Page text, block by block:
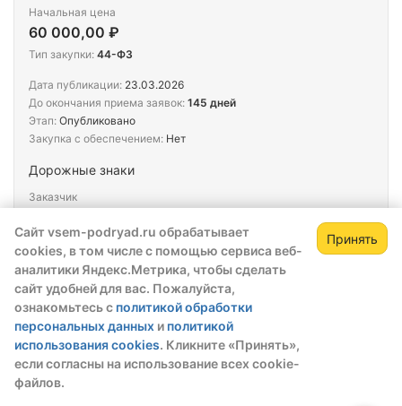
Сайт vsem-podryad.ru обрабатывает
cookies, в том числе с помощью сервиса веб-
аналитики Яндекс.Метрика, чтобы сделать
сайт удобней для вас. Пожалуйста,
ознакомьтесь с политикой обработки
персональных данных и политикой
использования cookies. Кликните «Принять»,
если согласны на использование всех cookie-
файлов.
Принять
Дорожные знаки
Заказчик
РАЙОНА
Начальная цена
60 000,00 ₽
Тип закупки: 44-ФЗ
Дата публикации: 23.03.2026
До окончания приема заявок: 145 дней
Этап: Опубликовано
Закупка с обеспечением: Нет
Тендер
№202601603000149001000011
Начальная цена
60 000,00 ₽
Тип закупки: 44-ФЗ